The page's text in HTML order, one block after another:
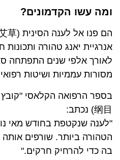
ומה עשו הקדמונים?
אנרגיית יאנג טהורה ותכונות
לאורך אלפי שנים התפתחה
מסורות עממיות ושיטות
纲目) נכתב:
"לענה שנקטפת בחודש מאי
הטהורה ביותר. שורפים
בה כדי להרחיק חרקים."